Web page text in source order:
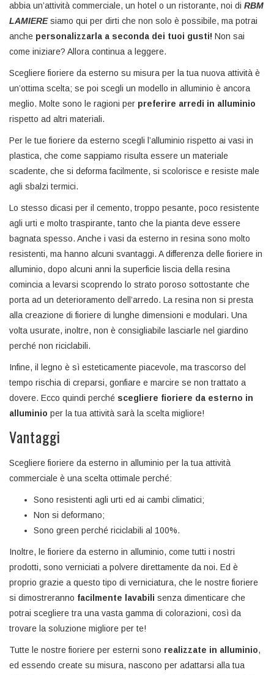
abbia un’attività commerciale, un hotel o un ristorante, noi di RBM
LAMIEREsiamo qui per dirti che non solo è possibile, ma potrai
anche personalizzarla a seconda dei tuoi gusti! Non sai
come iniziare? Allora continua a leggere.
Scegliere fioriere da esterno su misura per la tua nuova attività è
un’ottima scelta; se poi scegli un modello in alluminio è ancora
meglio. Molte sono le ragioni per preferire arredi in alluminio
rispetto ad altri materiali.
Per le tue fioriere da esterno scegli l’alluminio rispetto ai vasi in
plastica, che come sappiamo risulta essere un materiale
scadente, che si deforma facilmente, si scolorisce e resiste male
agli sbalzi termici.
Lo stesso dicasi per il cemento, troppo pesante, poco resistente
agli urti e molto traspirante, tanto che la pianta deve essere
bagnata spesso. Anche i vasi da esterno in resina sono molto
resistenti, ma hanno alcuni svantaggi. A differenza delle fioriere in
alluminio, dopo alcuni anni la superficie liscia della resina
comincia a levarsi scoprendo lo strato poroso sottostante che
porta ad un deterioramento dell’arredo. La resina non si presta
alla creazione di fioriere di lunghe dimensioni e modulari. Una
volta usurate, inoltre, non è consigliabile lasciarle nel giardino
perché non riciclabili.
Infine, il legno è sì esteticamente piacevole, ma trascorso del
tempo rischia di creparsi, gonfiare e marcire se non trattato a
dovere. Ecco quindi perché scegliere fioriere da esterno in
alluminio per la tua attività sarà la scelta migliore!
Vantaggi
Scegliere fioriere da esterno in alluminio per la tua attività
commerciale è una scelta ottimale perché:
Sono resistenti agli urti ed ai cambi climatici;
Non si deformano;
Sono green perché riciclabili al 100%.
Inoltre, le fioriere da esterno in alluminio, come tutti i nostri
prodotti, sono verniciati a polvere direttamente da noi. Ed è
proprio grazie a questo tipo di verniciatura, che le nostre fioriere
si dimostreranno facilmente lavabili senza dimenticare che
potrai scegliere tra una vasta gamma di colorazioni, così da
trovare la soluzione migliore per te!
Tutte le nostre fioriere per esterni sono realizzate in alluminio,
ed essendo create su misura, nascono per adattarsi alla tua